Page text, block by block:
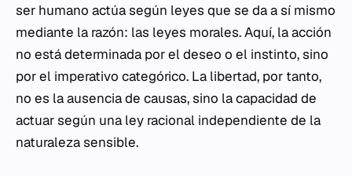
ser humano actúa según leyes que se da a sí mismo
mediante la razón: las leyes morales. Aquí, la acción
no está determinada por el deseo o el instinto, sino
por el imperativo categórico. La libertad, por tanto,
no es la ausencia de causas, sino la capacidad de
actuar según una ley racional independiente de la
naturaleza sensible.